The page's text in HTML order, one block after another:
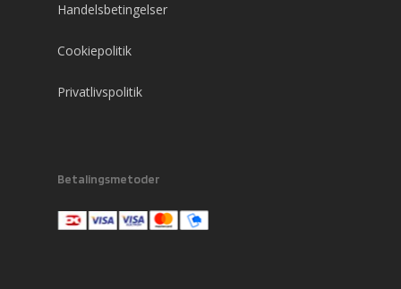
Handelsbetingelser
Cookiepolitik
Privatlivspolitik
Betalingsmetoder